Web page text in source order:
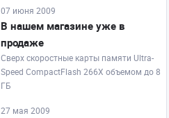
07 июня 2009
В нашем магазине уже в
продаже
Сверх скоростные карты памяти Ultra-
Speed CompactFlash 266X объемом до 8
ГБ
27 мая 2009